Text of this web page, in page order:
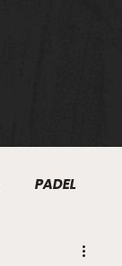
PADEL
NATACIÓN